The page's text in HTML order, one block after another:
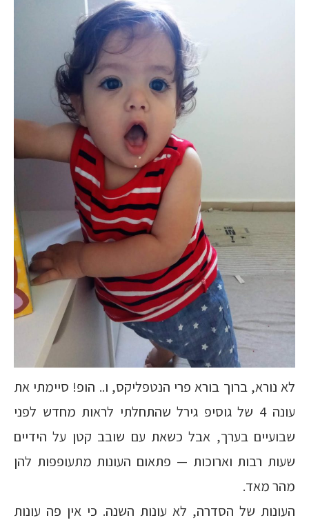
לא נורא, ברוך בורא פרי הנטפליקס, ו.. הופ! סיימתי את
עונה 4 של גוסיפ גירל שהתחלתי לראות מחדש לפני
שבועיים בערך, אבל כשאת עם שובב קטן על הידיים
שעות רבות וארוכות — פתאום העונות מתעופפות להן
מהר מאד.
העונות של הסדרה, לא עונות השנה. כי אין פה עונות